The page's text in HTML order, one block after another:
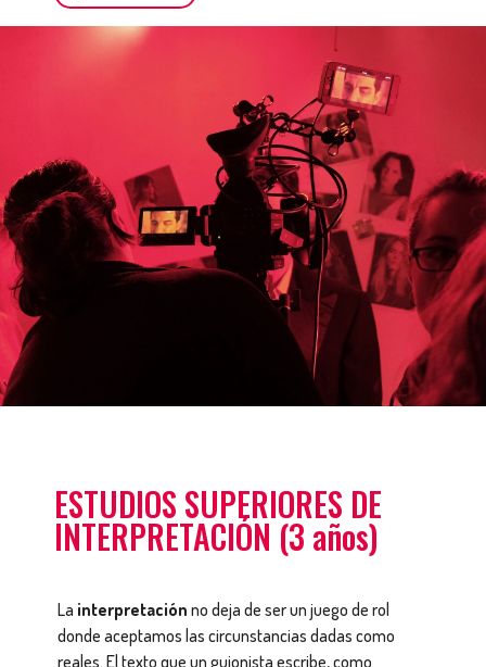
ESTUDIOS SUPERIORES DE
INTERPRETACIÓN (3 años)
La interpretación no deja de ser un juego de rol
donde aceptamos las circunstancias dadas como
reales. El texto que un guionista escribe, como